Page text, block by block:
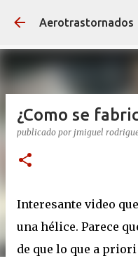
Ir al
Aerotrastornados
¿Como se
publicado por jmiguel
Interesante video
una hélice. Parece
de que lo que a